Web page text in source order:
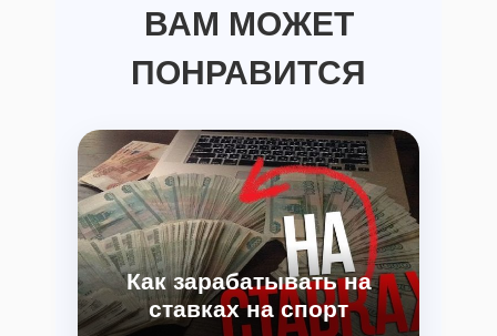
ВАМ МОЖЕТ
ПОНРАВИТСЯ
Как зарабатывать на
ставках на спорт